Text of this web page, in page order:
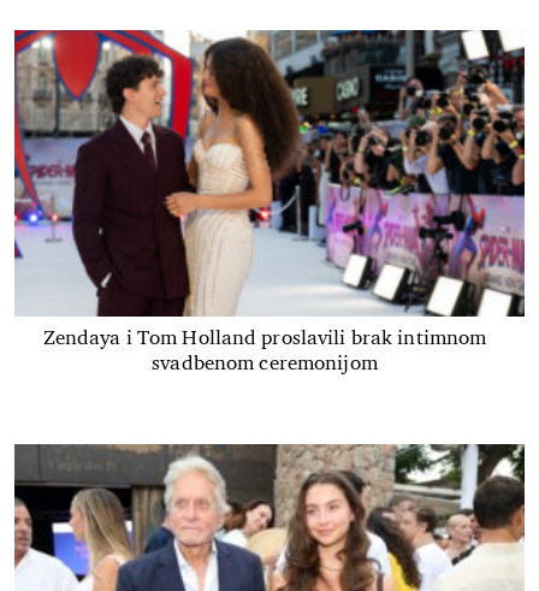
Zendaya i Tom Holland proslavili brak intimnom
svadbenom ceremonijom